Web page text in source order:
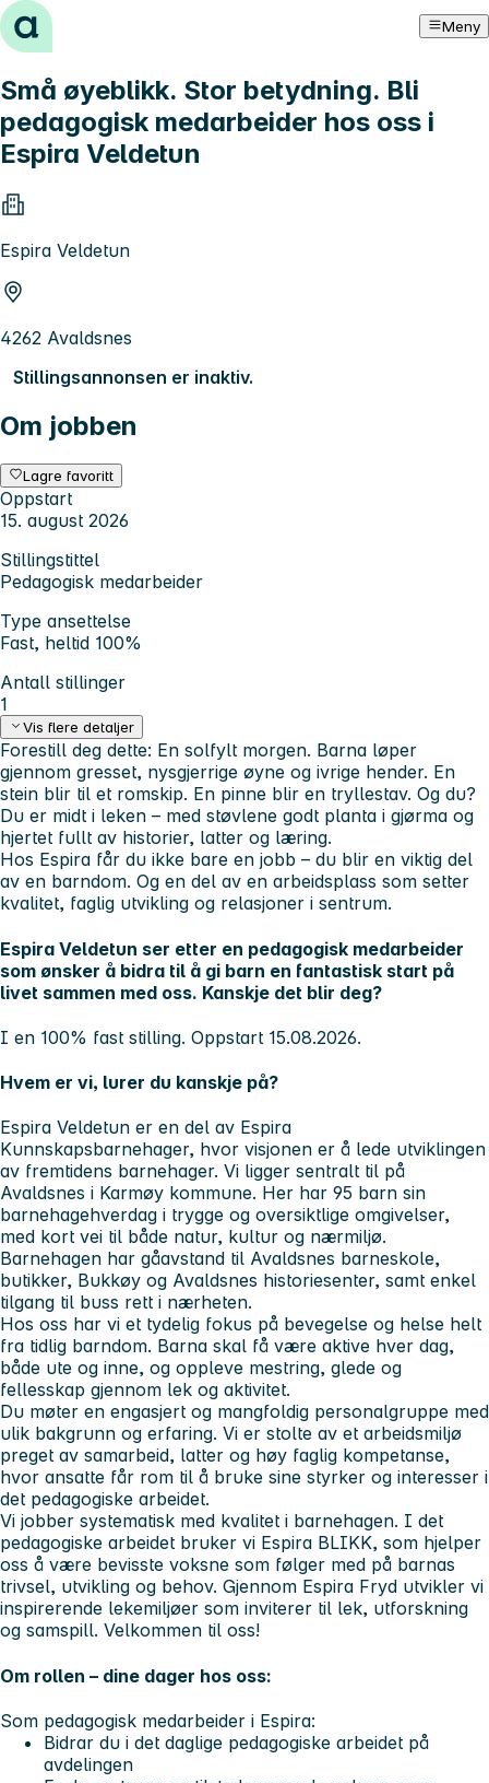
Hopp til innhold Meny
Små øyeblikk. Stor betydning. Bli
pedagogisk medarbeider hos oss i
Espira Veldetun
Espira Veldetun
4262 Avaldsnes
Stillingsannonsen er inaktiv.
Om jobben
Lagre favoritt
Oppstart
15. august 2026
Stillingstittel
Pedagogisk medarbeider
Type ansettelse
Fast, heltid 100%
Antall stillinger
1
Vis flere detaljer
Forestill deg dette: En solfylt morgen. Barna løper
gjennom gresset, nysgjerrige øyne og ivrige hender. En
stein blir til et romskip. En pinne blir en tryllestav. Og du?
Du er midt i leken – med støvlene godt planta i gjørma og
hjertet fullt av historier, latter og læring.
Hos Espira får du ikke bare en jobb – du blir en viktig del
av en barndom. Og en del av en arbeidsplass som setter
kvalitet, faglig utvikling og relasjoner i sentrum.
Espira Veldetun ser etter en pedagogisk medarbeider
som ønsker å bidra til å gi barn en fantastisk start på
livet sammen med oss. Kanskje det blir deg?
I en 100% fast stilling. Oppstart 15.08.2026.
Hvem er vi, lurer du kanskje på?
Espira Veldetun er en del av Espira
Kunnskapsbarnehager, hvor visjonen er å lede utviklingen
av fremtidens barnehager. Vi ligger sentralt til på
Avaldsnes i Karmøy kommune. Her har 95 barn sin
barnehagehverdag i trygge og oversiktlige omgivelser,
med kort vei til både natur, kultur og nærmiljø.
Barnehagen har gåavstand til Avaldsnes barneskole,
butikker, Bukkøy og Avaldsnes historiesenter, samt enkel
tilgang til buss rett i nærheten.
Hos oss har vi et tydelig fokus på bevegelse og helse helt
fra tidlig barndom. Barna skal få være aktive hver dag,
både ute og inne, og oppleve mestring, glede og
fellesskap gjennom lek og aktivitet.
Du møter en engasjert og mangfoldig personalgruppe med
ulik bakgrunn og erfaring. Vi er stolte av et arbeidsmiljø
preget av samarbeid, latter og høy faglig kompetanse,
hvor ansatte får rom til å bruke sine styrker og interesser i
det pedagogiske arbeidet.
Vi jobber systematisk med kvalitet i barnehagen. I det
pedagogiske arbeidet bruker vi Espira BLIKK, som hjelper
oss å være bevisste voksne som følger med på barnas
trivsel, utvikling og behov. Gjennom Espira Fryd utvikler vi
inspirerende lekemiljøer som inviterer til lek, utforskning
og samspill. Velkommen til oss!
Om rollen – dine dager hos oss:
Som pedagogisk medarbeider i Espira:
Bidrar du i det daglige pedagogiske arbeidet på
avdelingen